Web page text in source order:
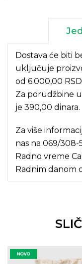
Dostava će biti
uključuje
od 6.000,00
Za porudžbine
je 390,00 dinara.
Za više
nas na 069/308-
Radno vreme
Radnim danom